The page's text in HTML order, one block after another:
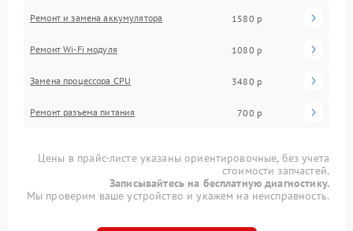
Ремонт и замена аккумулятора 1580 р
Ремонт Wi-Fi модуля 1080 р
Замена процессора CPU 3480 р
Ремонт разъема питания 700 р
Цены в прайс-листе указаны ориентировочные, без учета
стоимости запчастей.
Записывайтесь на бесплатную диагностику.
Мы проверим ваше устройство и укажем на неисправность.